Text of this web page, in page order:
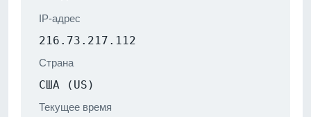
IP-адрес
216.73.217.112
Страна
США (US)
Текущее время